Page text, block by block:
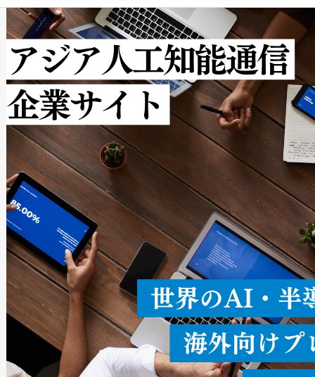
クルの各段階のデータを監視
[…]
で向上し、最大検知距離は
ットだけで最大1キロメート
ルの変電所周囲を監視でき、
作業と点群処理を簡素化でき
Avia 2は、2種類のFOVオプシ
× 80°のノーマルモード、長
ードを切り替えて使用するこ
ることなく、単一のデバイス
うにします。遠距離まで届く
密度なスキャ […]